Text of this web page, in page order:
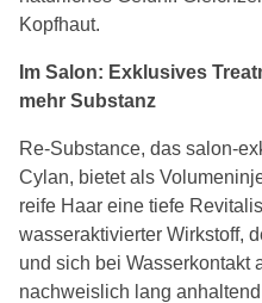
Kopfhaut.
Im Salon: Exklusives
mehr Substanz
Re-Substance, das salon-
Cylan, bietet als
reife Haar eine tiefe
wasseraktivierter Wirkstoff,
und sich bei Wasserkontakt
nachweislich lang